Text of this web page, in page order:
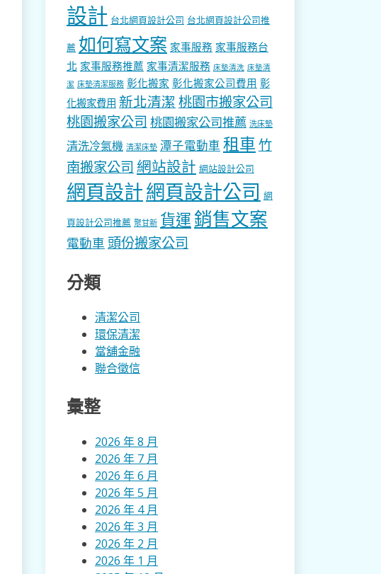
設計 台北網頁設計公司 台北網頁設計公司推
薦 如何寫文案 家事服務 家事服務台
北 家事服務推薦 家事清潔服務 床墊清洗 床墊清
潔 床墊清潔服務 彰化搬家 彰化搬家公司費用 彰
化搬家費用 新北清潔 桃園市搬家公司
桃園搬家公司 桃園搬家公司推薦 洗床墊
清洗冷氣機 清潔床墊 潭子電動車 租車竹
南搬家公司 網站設計 網站設計公司
網頁設計網頁設計公司 網
頁設計公司推薦 聚甘新 貨運銷售文案
電動車 頭份搬家公司
分類
清潔公司
環保清潔
當舖金融
聯合徵信
彙整
2026 年 8 月
2026 年 7 月
2026 年 6 月
2026 年 5 月
2026 年 4 月
2026 年 3 月
2026 年 2 月
2026 年 1 月